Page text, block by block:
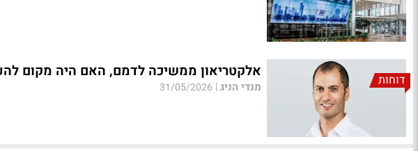
דוחות אלקטריאון ממשיכה לדמם, האם היה מקום
מנדי הניג |
31/05/2026